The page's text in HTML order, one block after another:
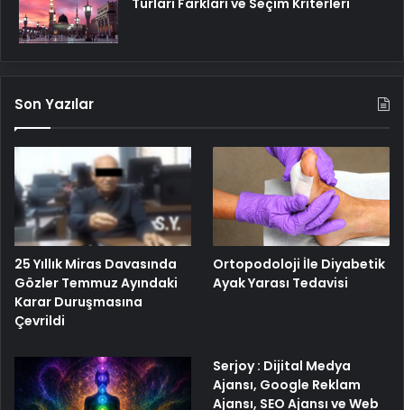
Son Yazılar
25 Yıllık Miras Davasında
Gözler Temmuz Ayındaki
Karar Duruşmasına
Çevrildi
Ortopodoloji İle Diyabetik
Ayak Yarası Tedavisi
Serjoy : Dijital Medya
Ajansı, Google Reklam
Ajansı, SEO Ajansı ve Web